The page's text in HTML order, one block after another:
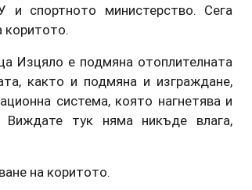
спортното министерство. Сега
коритото.
Изцяло е подмяна отоплителната
както и подмяна и изграждане,
система, която нагнетява и
тук няма никъде влага,
на коритото.